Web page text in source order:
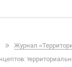
Журнал